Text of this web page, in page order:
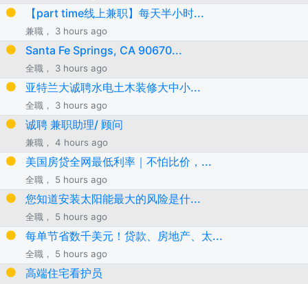
【part time线上兼职】每天半小时...
兼職， 3 hours ago
Santa Fe Springs, CA 90670...
全職， 3 hours ago
亚特兰大诚聘水电土木装修大中小...
全職， 3 hours ago
诚聘 兼职助理/ 顾问
兼職， 4 hours ago
美国房贷全网最低利率｜不怕比价，...
全職， 5 hours ago
您知道安装太阳能最大的风险是什...
全職， 5 hours ago
每单节省数千美元！贷款、房地产、太...
全職， 5 hours ago
高端住宅看护员